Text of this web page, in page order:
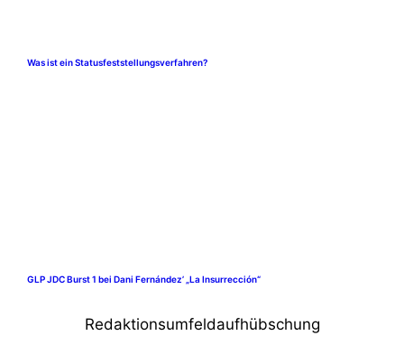
Was ist ein Statusfeststellungsverfahren?
GLP JDC Burst 1 bei Dani Fernández’ „La Insurrección“
Redaktionsumfeldaufhübschung